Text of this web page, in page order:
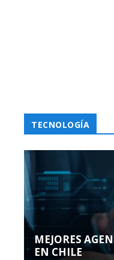
TECNOLOGÍA
MEJORES
EN CHILE